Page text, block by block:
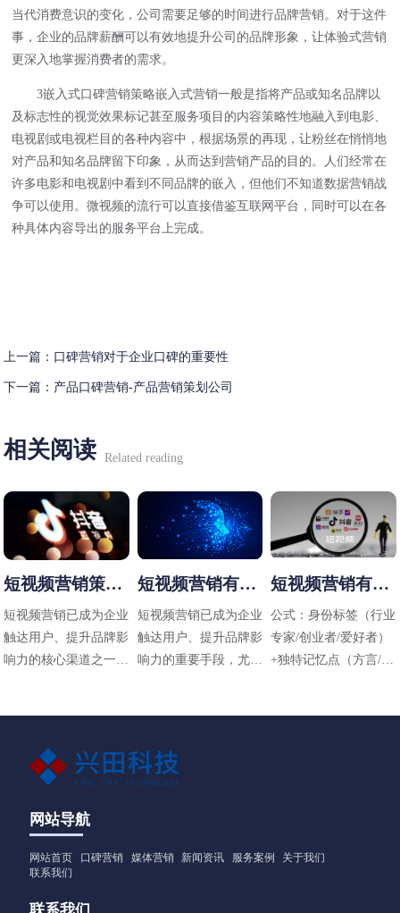
当代消费意识的变化，公司需要足够的时间进行品牌营销。对于这件
事，企业的品牌薪酬可以有效地提升公司的品牌形象，让体验式营销
更深入地掌握消费者的需求。
3嵌入式口碑营销策略嵌入式营销一般是指将产品或知名品牌以
及标志性的视觉效果标记甚至服务项目的内容策略性地融入到电影、
电视剧或电视栏目的各种内容中，根据场景的再现，让粉丝在悄悄地
对产品和知名品牌留下印象，从而达到营销产品的目的。人们经常在
许多电影和电视剧中看到不同品牌的嵌入，但他们不知道数据营销战
争可以使用。微视频的流行可以直接借鉴互联网平台，同时可以在各
种具体内容导出的服务平台上完成。
上一篇： 口碑营销对于企业口碑的重要性
下一篇： 产品口碑营销-产品营销策划公司
相关阅读 Related reading
短视频营销策略
有哪些
短视频营销已成为企业
触达用户、提升品牌影
响力的核心渠道之一，
见的短视频营销策略及
应用方向：
短视频营销有哪
些方法
短视频营销已成为企业
触达用户、提升品牌影
响力的重要手段，尤其
行业（包括工业领域如
阀门企业）的短视频营
短视频营销有哪
些技巧
公式：身份标签（行业
专家/创业者/爱好者）
+独特记忆点（方言/标
网站导航
网站首页 口碑营销 媒体营销 新闻资讯 服务案例
关于我们
联系我们